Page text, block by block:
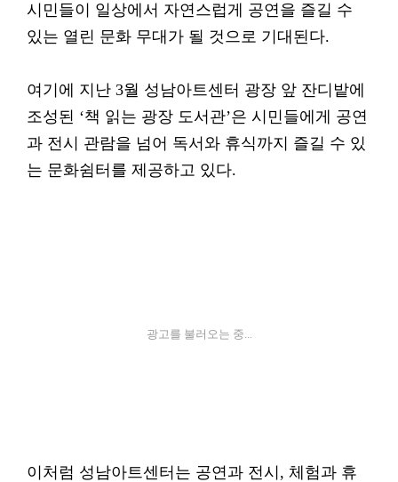
시민들이 일상에서 자연스럽게 공연을 즐길 수
있는 열린 문화 무대가 될 것으로 기대된다.
여기에 지난 3월 성남아트센터 광장 앞 잔디밭에
조성된 ‘책 읽는 광장 도서관’은 시민들에게 공연
과 전시 관람을 넘어 독서와 휴식까지 즐길 수 있
는 문화쉼터를 제공하고 있다.
광고를 불러오는 중...
이처럼 성남아트센터는 공연과 전시, 체험과 휴